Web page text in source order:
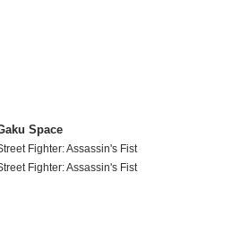
Space
Fighter: Assassin's Fist
Fighter: Assassin's Fist